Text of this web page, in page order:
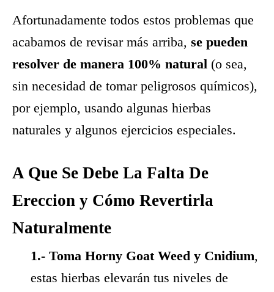
Afortunadamente todos estos problemas que
acabamos de revisar más arriba, se pueden
resolver de manera 100% natural (o sea,
sin necesidad de tomar peligrosos químicos),
por ejemplo, usando algunas hierbas
naturales y algunos ejercicios especiales.
A Que Se Debe La Falta De
Ereccion y Cómo Revertirla
Naturalmente
1.- Toma Horny Goat Weed y Cnidium,
estas hierbas elevarán tus niveles de